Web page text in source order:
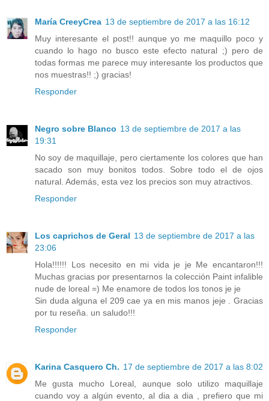
María CreeyCrea 13 de septiembre de 2017 a las 16:12
Muy interesante el post!! aunque yo me maquillo poco y
cuando lo hago no busco este efecto natural ;) pero de
todas formas me parece muy interesante los productos que
nos muestras!! ;) gracias!
Responder
Negro sobre Blanco 13 de septiembre de 2017 a las
19:31
No soy de maquillaje, pero ciertamente los colores que han
sacado son muy bonitos todos. Sobre todo el de ojos
natural. Además, esta vez los precios son muy atractivos.
Responder
Los caprichos de Geral 13 de septiembre de 2017 a las
23:06
Hola!!!!!! Los necesito en mi vida je je Me encantaron!!!
Muchas gracias por presentarnos la colección Paint infalible
nude de loreal =) Me enamore de todos los tonos je je
Sin duda alguna el 209 cae ya en mis manos jeje . Gracias
por tu reseña. un saludo!!!
Responder
Karina Casquero Ch. 17 de septiembre de 2017 a las 8:02
Me gusta mucho Loreal, aunque solo utilizo maquillaje
cuando voy a algún evento, al dia a dia , prefiero que mi